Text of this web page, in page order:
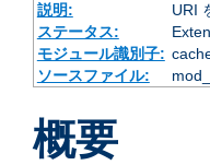
説明:
URI
ステータス:
モジュール識別子:
ソースファイル:
概要